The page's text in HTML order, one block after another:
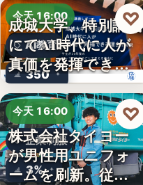
今天 16:00
AI教育
350
成城大学、特別講義
にてAI時代に人が
真価を発揮できる
理由…
♡
今天 16:00
企業制服
3%
株式会社タイヨー
が男性用ユニフォ
ームを刷新。従来
♡